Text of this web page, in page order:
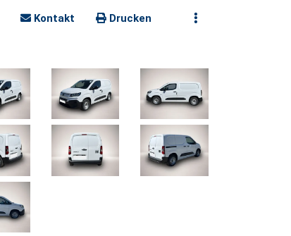
Kontakt Drucken